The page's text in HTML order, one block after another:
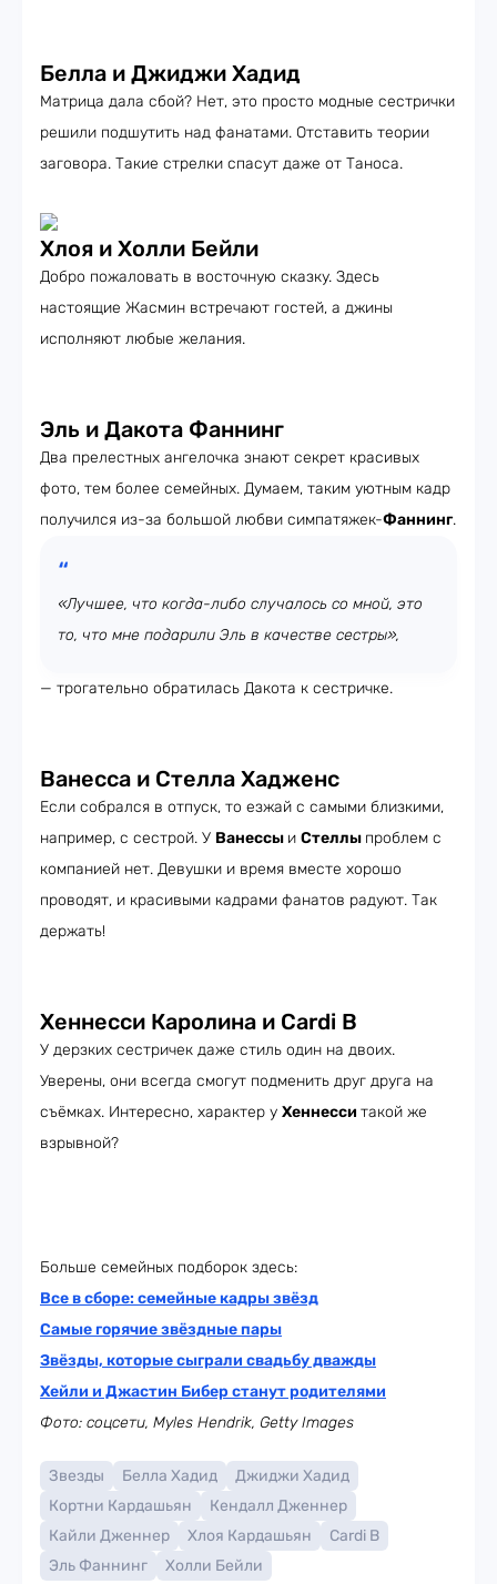
Белла и Джиджи Хадид
Матрица дала сбой? Нет, это просто модные сестрички
решили подшутить над фанатами. Отставить теории
заговора. Такие стрелки спасут даже от Таноса.
Хлоя и Холли Бейли
Добро пожаловать в восточную сказку. Здесь
настоящие Жасмин встречают гостей, а джины
исполняют любые желания.
Эль и Дакота Фаннинг
Два прелестных ангелочка знают секрет красивых
фото, тем более семейных. Думаем, таким уютным кадр
получился из-за большой любви симпатяжек-Фаннинг.
«Лучшее, что когда-либо случалось со мной, это
то, что мне подарили Эль в качестве сестры»,
— трогательно обратилась Дакота к сестричке.
Ванесса и Стелла Хадженс
Если собрался в отпуск, то езжай с самыми близкими,
например, с сестрой. У Ванессы и Стеллы проблем с
компанией нет. Девушки и время вместе хорошо
проводят, и красивыми кадрами фанатов радуют. Так
держать!
Хеннесси Каролина и Cardi B
У дерзких сестричек даже стиль один на двоих.
Уверены, они всегда смогут подменить друг друга на
съёмках. Интересно, характер у Хеннесси такой же
взрывной?
Больше семейных подборок здесь:
Все в сборе: семейные кадры звёзд
Самые горячие звёздные пары
Звёзды, которые сыграли свадьбу дважды
Хейли и Джастин Бибер станут родителями
Фото: соцсети, Myles Hendrik, Getty Images
Звезды Белла Хадид
Джиджи Хадид
Кортни Кардашьян
Кендалл Дженнер
Кайли Дженнер
Хлоя Кардашьян
Cardi B
Эль Фаннинг
Холли Бейли